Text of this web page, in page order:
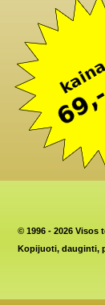
© 1996 - 2026 Visos
Kopijuoti, dauginti,